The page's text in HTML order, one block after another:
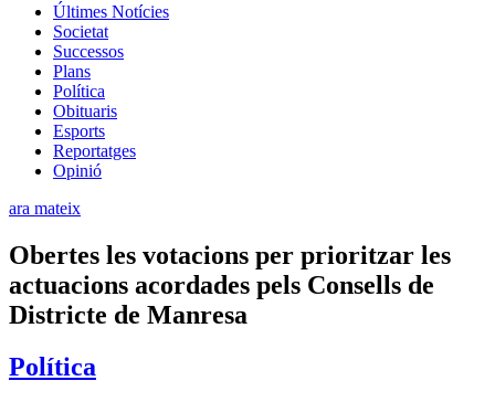
Últimes Notícies
Societat
Successos
Plans
Política
Obituaris
Esports
Reportatges
Opinió
ara mateix
Obertes les votacions per prioritzar les
actuacions acordades pels Consells de
Districte de Manresa
Política